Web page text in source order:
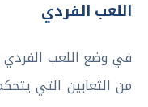
اللعب الفردي
في وضع اللعب
من الثعابين التي